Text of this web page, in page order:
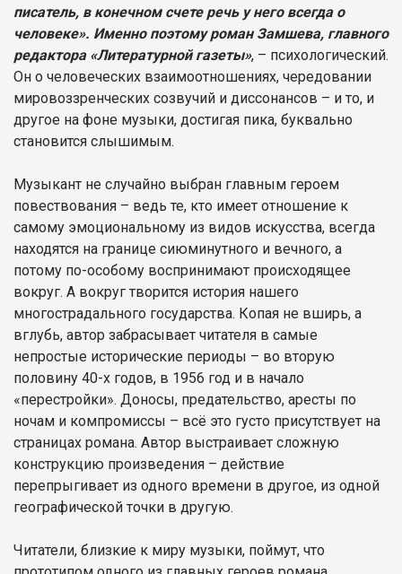
писатель, в конечном счете речь у него всегда о
человеке». Именно поэтому роман Замшева, главного
редактора «Литературной газеты», – психологический.
Он о человеческих взаимоотношениях, чередовании
мировоззренческих созвучий и диссонансов – и то, и
другое на фоне музыки, достигая пика, буквально
становится слышимым.
Музыкант не случайно выбран главным героем
повествования – ведь те, кто имеет отношение к
самому эмоциональному из видов искусства, всегда
находятся на границе сиюминутного и вечного, а
потому по-особому воспринимают происходящее
вокруг. А вокруг творится история нашего
многострадального государства. Копая не вширь, а
вглубь, автор забрасывает читателя в самые
непростые исторические периоды – во вторую
половину 40-х годов, в 1956 год и в начало
«перестройки». Доносы, предательство, аресты по
ночам и компромиссы – всё это густо присутствует на
страницах романа. Автор выстраивает сложную
конструкцию произведения – действие
перепрыгивает из одного времени в другое, из одной
географической точки в другую.
Читатели, близкие к миру музыки, поймут, что